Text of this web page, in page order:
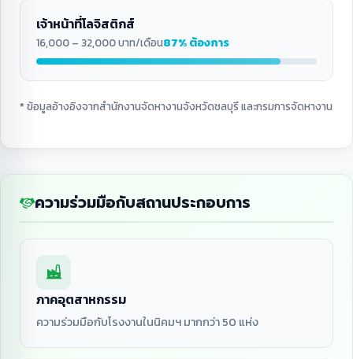
เจ้าหน้าที่โลจิสติกส์
16,000 – 32,000 บาท/เดือน87% ต้องการ
* ข้อมูลอ้างอิงจากสำนักงานจัดหางานจังหวัดชลบุรี และกรมการจัดหางาน
ความร่วมมือกับสถานประกอบการ
ภาคอุตสาหกรรม
ความร่วมมือกับโรงงานในนิคมฯ มากกว่า 50 แห่ง